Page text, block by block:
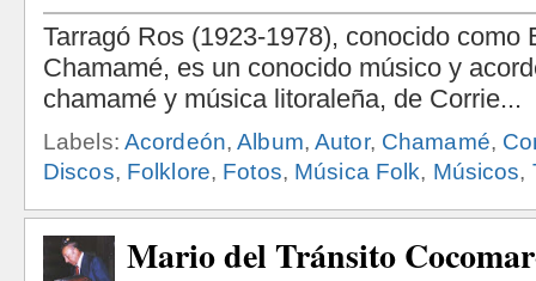
Labels: Acordeón,Album,Autor, Chamamé,
Discos, Folklore, Fotos, Música Folk, Músicos,
Mario del Tránsito